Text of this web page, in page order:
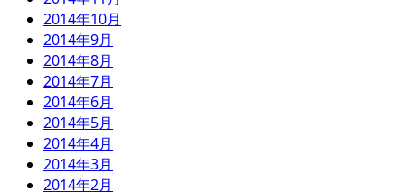
2014年10月
2014年9月
2014年8月
2014年7月
2014年6月
2014年5月
2014年4月
2014年3月
2014年2月